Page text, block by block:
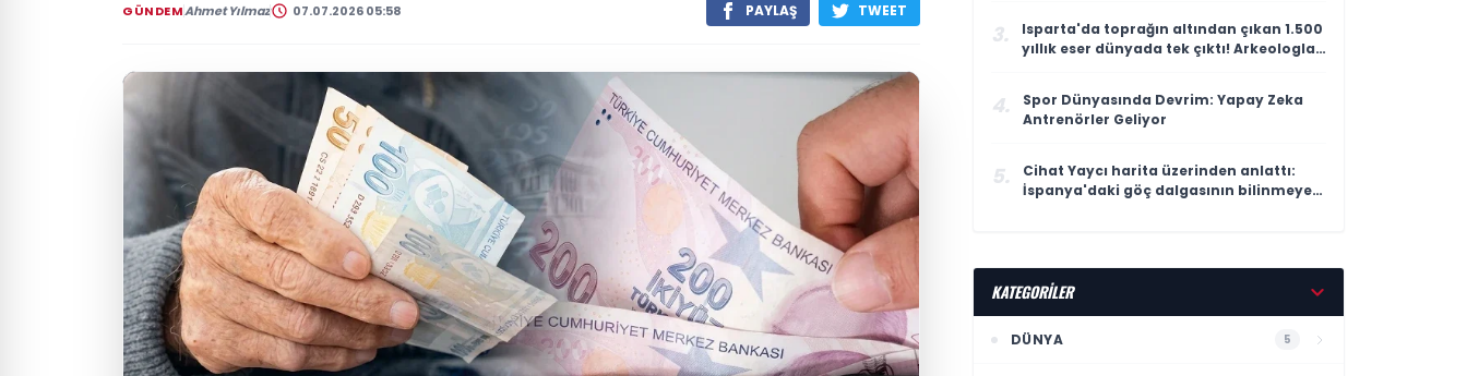
GÜNDEMAhmet Yılmaz 07.07.2026 05:58 PAYLAŞ TWEET
3.
Isparta'da toprağın altından çıkan 1.500
yıllık eser dünyada tek çıktı! Arkeologlar
4.
Spor Dünyasında Devrim: Yapay Zeka
Antrenörler Geliyor
5.
Cihat Yaycı harita üzerinden anlattı:
İspanya'daki göç dalgasının bilinmeyen
KATEGORİLER
DÜNYA 5